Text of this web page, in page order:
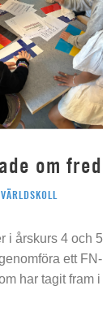
om fred
i årskurs 4 och 5
ett FN-
har tagit fram i